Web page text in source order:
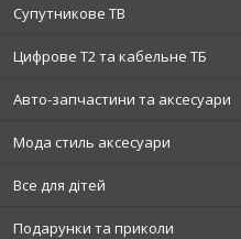
Супутникове ТВ
Цифрове Т2 та кабельне ТБ
Авто-запчастини та аксесуари
Мода стиль аксесуари
Все для дітей
Подарунки та приколи